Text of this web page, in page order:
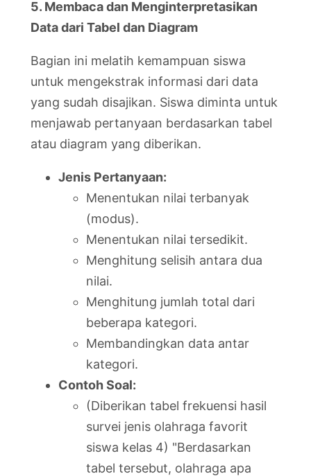
5. Membaca dan Menginterpretasikan
Data dari Tabel dan Diagram
Bagian ini melatih kemampuan siswa
untuk mengekstrak informasi dari data
yang sudah disajikan. Siswa diminta untuk
menjawab pertanyaan berdasarkan tabel
atau diagram yang diberikan.
Jenis Pertanyaan:
Menentukan nilai terbanyak
(modus).
Menentukan nilai tersedikit.
Menghitung selisih antara dua
nilai.
Menghitung jumlah total dari
beberapa kategori.
Membandingkan data antar
kategori.
Contoh Soal:
(Diberikan tabel frekuensi hasil
survei jenis olahraga favorit
siswa kelas 4) "Berdasarkan
tabel tersebut, olahraga apa